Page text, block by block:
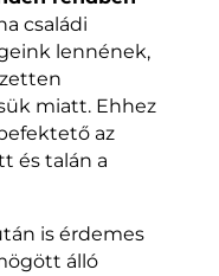
családi
lennének,
miatt. Ehhez
az
és talán a
is érdemes
álló